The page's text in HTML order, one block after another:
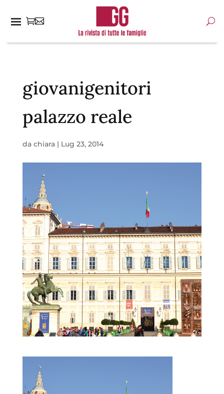
giovanigenitori
palazzo reale
da chiara| Lug 23, 2014